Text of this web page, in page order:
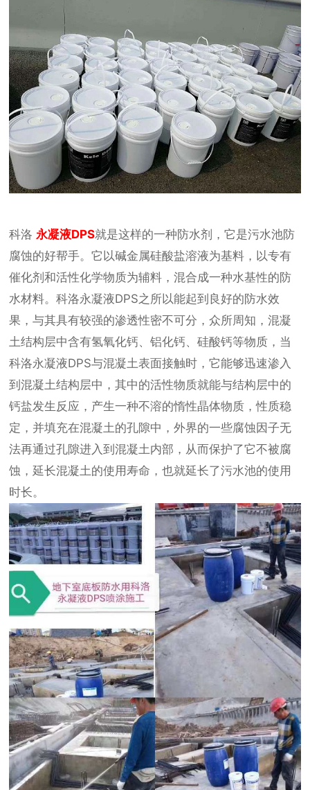
科洛 永凝液DPS就是这样的一种防水剂，它是污水池防
腐蚀的好帮手。它以碱金属硅酸盐溶液为基料，以专有
催化剂和活性化学物质为辅料，混合成一种水基性的防
水材料。科洛永凝液DPS之所以能起到良好的防水效
果，与其具有较强的渗透性密不可分，众所周知，混凝
土结构层中含有氢氧化钙、铝化钙、硅酸钙等物质，当
科洛永凝液DPS与混凝土表面接触时，它能够迅速渗入
到混凝土结构层中，其中的活性物质就能与结构层中的
钙盐发生反应，产生一种不溶的惰性晶体物质，性质稳
定，并填充在混凝土的孔隙中，外界的一些腐蚀因子无
法再通过孔隙进入到混凝土内部，从而保护了它不被腐
蚀，延长混凝土的使用寿命，也就延长了污水池的使用
时长。